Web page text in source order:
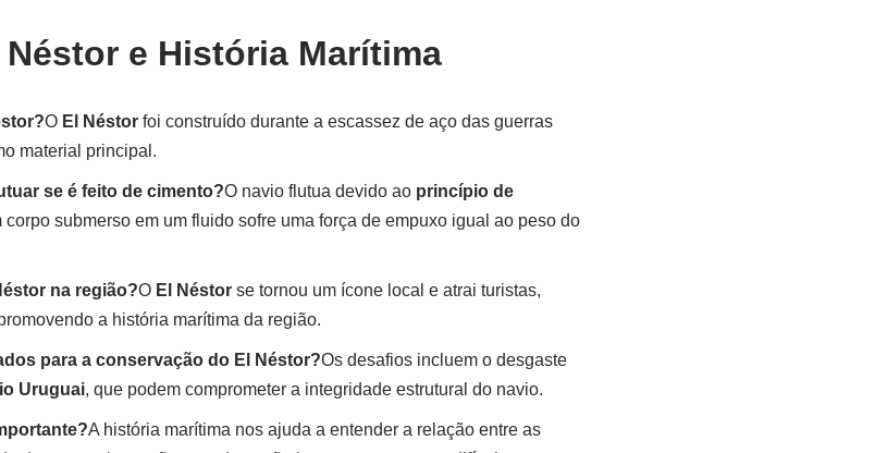
e História Marítima
O El Néstorfoi construído durante a escassez de aço das guerras
material principal.
se é feito de cimento?O navio flutua devido ao princípio de
corpo submerso em um fluido sofre uma força de empuxo igual ao peso do
na região?O El Néstorse tornou um ícone local e atrai turistas,
a história marítima da região.
para a conservação do El Néstor?Os desafios incluem o desgaste
Uruguai, que podem comprometer a integridade estrutural do navio.
A história marítima nos ajuda a entender a relação entre as